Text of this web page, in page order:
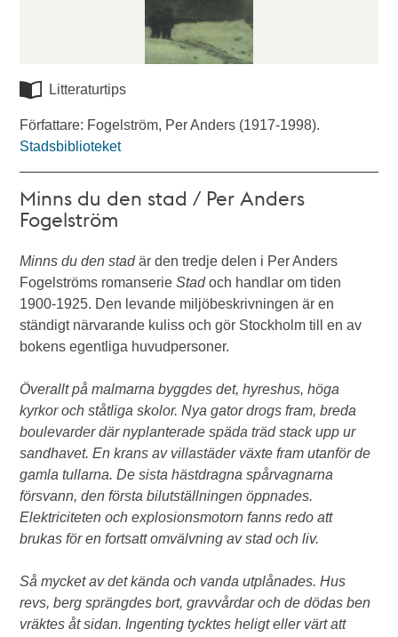
Litteraturtips
Författare: Fogelström, Per Anders (1917-1998).
Stadsbiblioteket
Minns du den stad / Per Anders
Fogelström
Minns du den stadär den tredje delen i Per Anders
Fogelströms romanserieStadoch handlar om tiden
1900-1925. Den levande miljöbeskrivningen är en
ständigt närvarande kuliss och gör Stockholm till en av
bokens egentliga huvudpersoner.
Överallt på malmarna byggdes det, hyreshus, höga
kyrkor och ståtliga skolor. Nya gator drogs fram, breda
boulevarder där nyplanterade späda träd stack upp ur
sandhavet. En krans av villastäder växte fram utanför de
gamla tullarna. De sista hästdragna spårvagnarna
försvann, den första bilutställningen öppnades.
Elektriciteten och explosionsmotorn fanns redo att
brukas för en fortsatt omvälvning av stad och liv.
Så mycket av det kända och vanda utplånades. Hus
revs, berg sprängdes bort, gravvårdar och de dödas ben
vräktes åt sidan. Ingenting tycktes heligt eller värt att